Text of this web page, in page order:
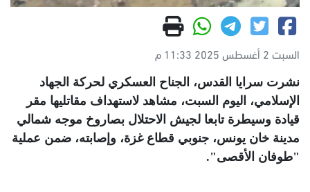
السبت 2 أغسطس 2025 11:33 م
نشرت سرايا القدس، الجناح العسكري لحركة الجهاد
الإسلامي، اليوم السبت، مشاهد لاستهداف مقاتليها مقر
قيادة وسيطرة تابعا لجيش الاحتلال بصاروخ موجه شمالي
مدينة خان يونس، جنوبي قطاع غزة، وإصابته، ضمن عملية
"طوفان الأقصى".